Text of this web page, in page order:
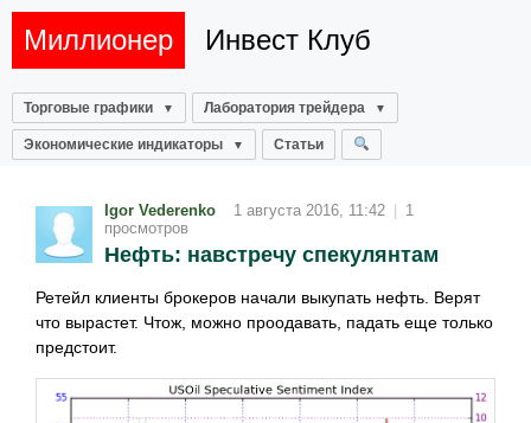
Миллионер Инвест Клуб
Торговые графики Лаборатория трейдера
Экономические индикаторы Статьи
Igor Vederenko 1 августа 2016, 11:42
1
просмотров
Нефть: навстречу спекулянтам
Ретейл клиенты брокеров начали выкупать нефть. Верят
что вырастет. Чтож, можно проодавать, падать еще только
предстоит.